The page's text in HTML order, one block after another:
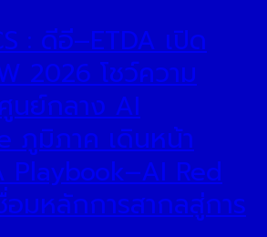
: ดีอี–ETDA เปิด
2026 โชว์ความ
นย์กลาง AI
ภูมิภาค เดินหน้า
Playbook–AI Red
อมหลักการสากลสู่การ